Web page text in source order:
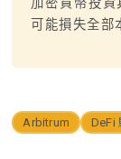
可能損失全部
Arbitrum DeFi